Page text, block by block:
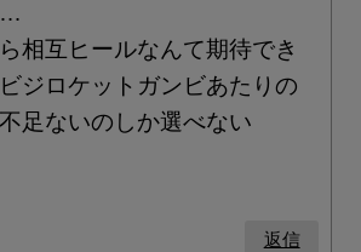
…
相互ヒールなんて期待でき
ジロケットガンビあたりの
足ないのしか選べない
返信